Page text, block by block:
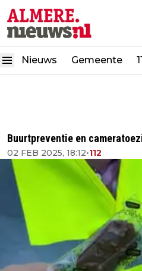
Nieuws Gemeente
Buurtpreventie en
02 FEB 2025, 18:12•112